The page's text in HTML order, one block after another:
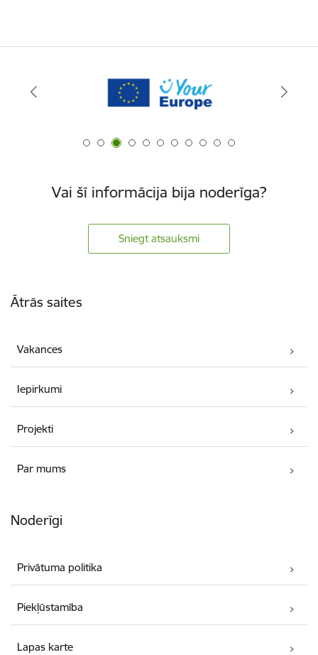
Vai šī informācija bija noderīga?
Sniegt atsauksmi
Ātrās saites
Vakances
Iepirkumi
Projekti
Par mums
Noderīgi
Privātuma politika
Piekļūstamība
Lapas karte